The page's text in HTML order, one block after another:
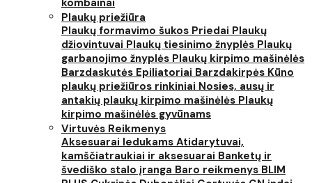
kombainai
Plaukų priežiūra
Plaukų formavimo šukos Priedai Plaukų
džiovintuvai Plaukų tiesinimo žnyplės Plaukų
garbanojimo žnyplės Plaukų kirpimo mašinėlės
Barzdaskutės Epiliatoriai Barzdakirpės Kūno
plaukų priežiūros rinkiniai Nosies, ausų ir
antakių plaukų kirpimo mašinėlės Plaukų
kirpimo mašinėlės gyvūnams
Virtuvės Reikmenys
Aksesuarai ledukams Atidarytuvai,
kamščiatraukiai ir aksesuarai Banketų ir
švediško stalo įranga Baro reikmenys BLIM